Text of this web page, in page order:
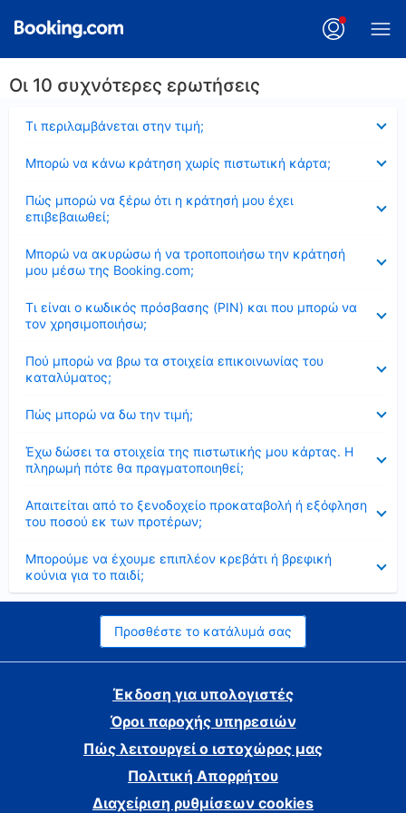
Οι 10 συχνότερες ερωτήσεις
Τι περιλαμβάνεται στην τιμή;
Μπορώ να κάνω κράτηση χωρίς πιστωτική κάρτα;
Πώς μπορώ να ξέρω ότι η κράτησή μου έχει
επιβεβαιωθεί;
Μπορώ να ακυρώσω ή να τροποποιήσω την κράτησή
μου μέσω της Booking.com;
Τι είναι ο κωδικός πρόσβασης (PIN) και που μπορώ να
τον χρησιμοποιήσω;
Πού μπορώ να βρω τα στοιχεία επικοινωνίας του
καταλύματος;
Πώς μπορώ να δω την τιμή;
Έχω δώσει τα στοιχεία της πιστωτικής μου κάρτας. Η
πληρωμή πότε θα πραγματοποιηθεί;
Απαιτείται από το ξενοδοχείο προκαταβολή ή εξόφληση
του ποσού εκ των προτέρων;
Μπορούμε να έχουμε επιπλέον κρεβάτι ή βρεφική
κούνια για το παιδί;
Προσθέστε το κατάλυμά σας
Έκδοση για υπολογιστές
Όροι παροχής υπηρεσιών
Πώς λειτουργεί ο ιστοχώρος μας
Πολιτική Απορρήτου
Διαχείριση ρυθμίσεων cookies